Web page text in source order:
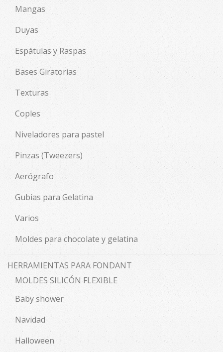
Mangas
Duyas
Espátulas y Raspas
Bases Giratorias
Texturas
Coples
Niveladores para pastel
Pinzas (Tweezers)
Aerógrafo
Gubias para Gelatina
Varios
Moldes para chocolate y gelatina
HERRAMIENTAS PARA FONDANT
MOLDES SILICÓN FLEXIBLE
Baby shower
Navidad
Halloween